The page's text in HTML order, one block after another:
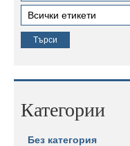
Категории
Без категория